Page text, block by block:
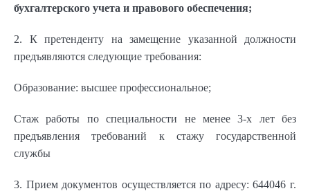
бухгалтерского учета и правового обеспечения;
2. К претенденту на замещение указанной должности
предъявляются следующие требования:
Образование: высшее профессиональное;
Стаж работы по специальности не менее 3-х лет без
предъявления требований к стажу государственной
службы
3. Прием документов осуществляется по адресу: 644046 г.